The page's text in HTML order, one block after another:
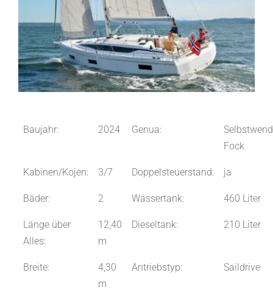
Baujahr: 2024 Genua:
Fock
Kabinen/Kojen: 3/7 Doppelsteuerstand: ja
Bäder: 2 Wassertank: 460 Liter
Länge über
Alles:
12,40
m
Dieseltank: 210 Liter
Breite:
4,30
m
Antriebstyp: Saildrive